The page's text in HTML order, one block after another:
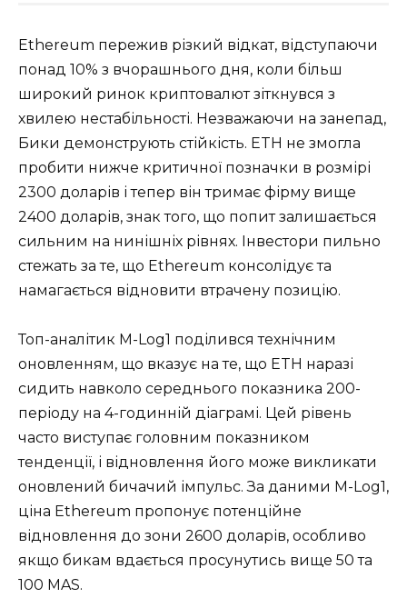
Ethereum пережив різкий відкат, відступаючи
понад 10% з вчорашнього дня, коли більш
широкий ринок криптовалют зіткнувся з
хвилею нестабільності. Незважаючи на занепад,
Бики демонструють стійкість. ETH не змогла
пробити нижче критичної позначки в розмірі
2300 доларів і тепер він тримає фірму вище
2400 доларів, знак того, що попит залишається
сильним на нинішніх рівнях. Інвестори пильно
стежать за те, що Ethereum консолідує та
намагається відновити втрачену позицію.
Топ-аналітик M-Log1 поділився технічним
оновленням, що вказує на те, що ETH наразі
сидить навколо середнього показника 200-
періоду на 4-годинній діаграмі. Цей рівень
часто виступає головним показником
тенденції, і відновлення його може викликати
оновлений бичачий імпульс. За даними M-Log1,
ціна Ethereum пропонує потенційне
відновлення до зони 2600 доларів, особливо
якщо бикам вдається просунутись вище 50 та
100 MAS.